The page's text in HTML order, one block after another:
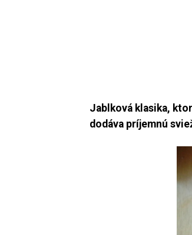
Jablková klasika,
dodáva príjemnú